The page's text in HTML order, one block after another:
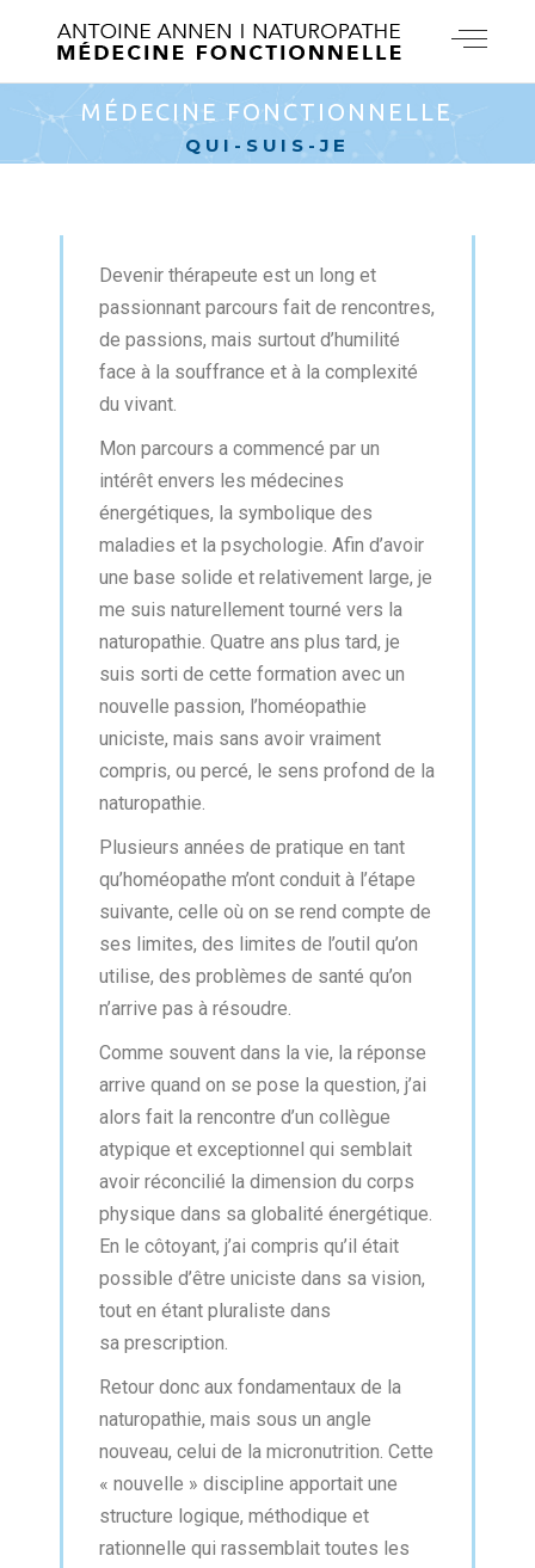
MÉDECINE FONCTIONNELLE
QUI-SUIS-JE
Devenir thérapeute est un long et
passionnant parcours fait de rencontres,
de passions, mais surtout d’humilité
face à la souffrance et à la complexité
du vivant.
Mon parcours a commencé par un
intérêt envers les médecines
énergétiques, la symbolique des
maladies et la psychologie. Afin d’avoir
une base solide et relativement large, je
me suis naturellement tourné vers la
naturopathie. Quatre ans plus tard, je
suis sorti de cette formation avec un
nouvelle passion, l’homéopathie
uniciste, mais sans avoir vraiment
compris, ou percé, le sens profond de la
naturopathie.
Plusieurs années de pratique en tant
qu’homéopathe m’ont conduit à l’étape
suivante, celle où on se rend compte de
ses limites, des limites de l’outil qu’on
utilise, des problèmes de santé qu’on
n’arrive pas à résoudre.
Comme souvent dans la vie, la réponse
arrive quand on se pose la question, j’ai
alors fait la rencontre d’un collègue
atypique et exceptionnel qui semblait
avoir réconcilié la dimension du corps
physique dans sa globalité énergétique.
En le côtoyant, j’ai compris qu’il était
possible d’être uniciste dans sa vision,
tout en étant pluraliste dans
sa prescription.
Retour donc aux fondamentaux de la
naturopathie, mais sous un angle
nouveau, celui de la micronutrition. Cette
« nouvelle » discipline apportait une
structure logique, méthodique et
rationnelle qui rassemblait toutes les